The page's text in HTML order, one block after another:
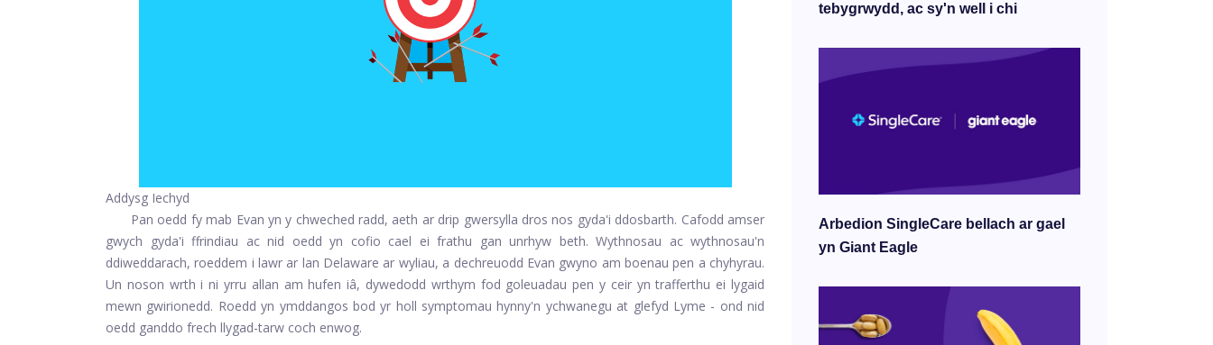
Addysg Iechyd
Pan oedd fy mab Evan yn y chweched radd, aeth ar drip gwersylla dros nos gyda'i ddosbarth. Cafodd amser
gwych gyda'i ffrindiau ac nid oedd yn cofio cael ei frathu gan unrhyw beth. Wythnosau ac wythnosau'n
ddiweddarach, roeddem i lawr ar lan Delaware ar wyliau, a dechreuodd Evan gwyno am boenau pen a chyhyrau.
Un noson wrth i ni yrru allan am hufen iâ, dywedodd wrthym fod goleuadau pen y ceir yn trafferthu ei lygaid
mewn gwirionedd. Roedd yn ymddangos bod yr holl symptomau hynny'n ychwanegu at glefyd Lyme - ond nid
oedd ganddo frech llygad-tarw coch enwog.
tebygrwydd, ac sy'n well i chi
Arbedion SingleCare bellach ar gael
yn Giant Eagle